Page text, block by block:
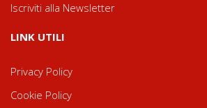
Iscriviti alla Newsletter
LINK UTILI
Privacy Policy
Cookie Policy